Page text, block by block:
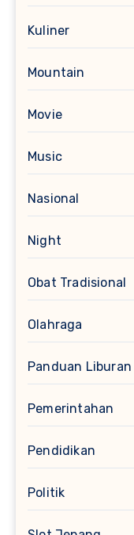
Kuliner
Mountain
Movie
Music
Nasional
Night
Obat Tradisional
Olahraga
Panduan Liburan
Pemerintahan
Pendidikan
Politik